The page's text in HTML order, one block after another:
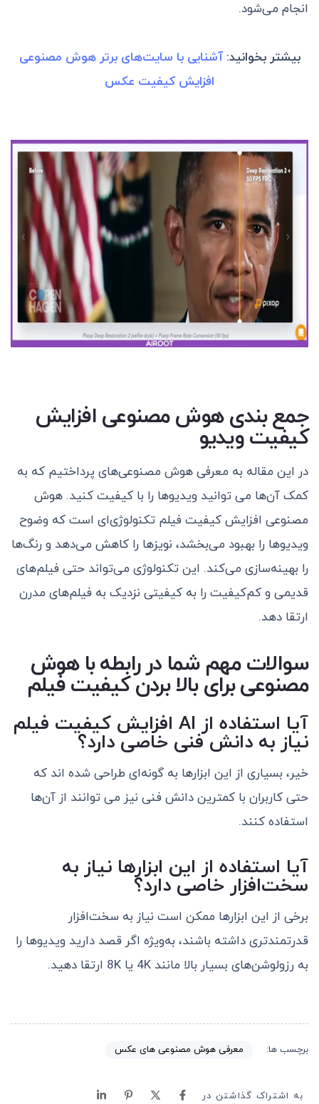
انجام می‌شود.
بیشتر بخوانید:آشنایی با سایت‌های برتر هوش مصنوعی
افزایش کیفیت عکس
جمع بندیهوش مصنوعی افزایش
کیفیت ویدیو
در این مقاله به معرفی هوش مصنوعی‌های پرداختیم که به
کمک آن‌ها می توانید ویدیو‌ها را با کیفیت کنید. هوش
مصنوعی افزایش کیفیت فیلم تکنولوژی‌ای است که وضوح
ویدیوها را بهبود می‌بخشد، نویزها را کاهش می‌دهد و رنگ‌ها
را بهینه‌سازی می‌کند. این تکنولوژی می‌تواند حتی فیلم‌های
قدیمی و کم‌کیفیت را به کیفیتی نزدیک به فیلم‌های مدرن
ارتقا دهد.
سوالات مهم شما در رابطه باهوش
مصنوعی برای بالا بردن کیفیت فیلم
آیا استفاده از AI افزایش کیفیت فیلم
نیاز به دانش فنی خاصی دارد؟
خیر، بسیاری از این ابزار‌ها به گونه‌ای طراحی شده اند که
حتی کاربران با کمترین دانش فنی نیز می توانند از آن‌ها
استفاده کنند.
آیا استفاده از این ابزارها نیاز به
سخت‌افزار خاصی دارد؟
برخی از این ابزارها ممکن است نیاز به سخت‌افزار
قدرتمندتری داشته باشند، به‌ویژه اگر قصد دارید ویدیوها را
به رزولوشن‌های بسیار بالا مانند 4K یا 8K ارتقا دهید.
برچسب ها: معرفی هوش مصنوعی های عکس
به اشتراک گذاشتن در